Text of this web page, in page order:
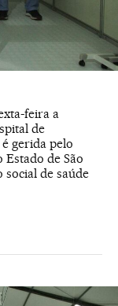
feira a
de
gerida pelo
Estado de São
social de saúde